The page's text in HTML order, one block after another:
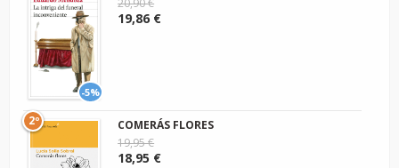
-5%
20,90 €
19,86 €
2º
COMERÁS FLORES
19,95 €
18,95 €